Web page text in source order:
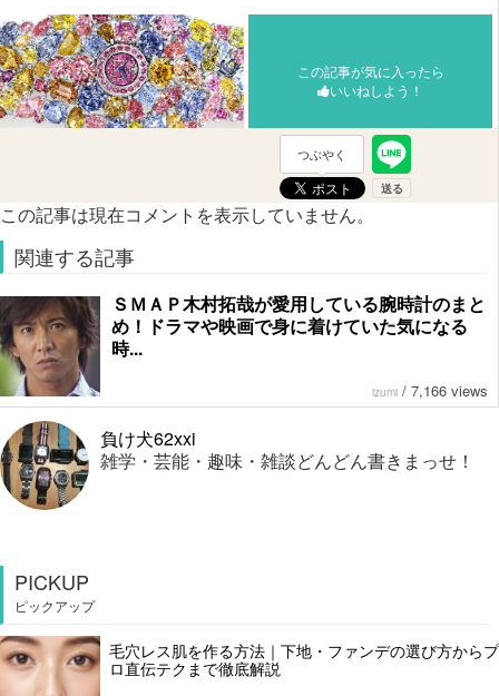
この記事が気に入ったら
いいねしよう！
つぶやく
この記事は現在コメントを表示していません。
関連する記事
ＳＭＡＰ木村拓哉が愛用している腕時計のまと
め！ドラマや映画で身に着けていた気になる
時...
izumi / 7,166 views
負け犬62xxi
雑学・芸能・趣味・雑談どんどん書きまっせ！
PICKUP
ピックアップ
毛穴レス肌を作る方法｜下地・ファンデの選び方からプ
ロ直伝テクまで徹底解説